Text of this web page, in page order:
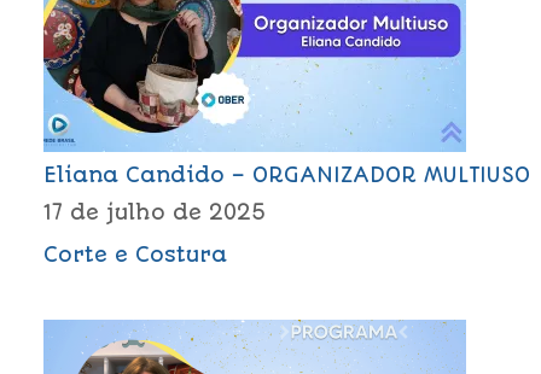
Eliana Candido – ORGANIZADOR MULTIUSO
17 de julho de 2025
Corte e Costura